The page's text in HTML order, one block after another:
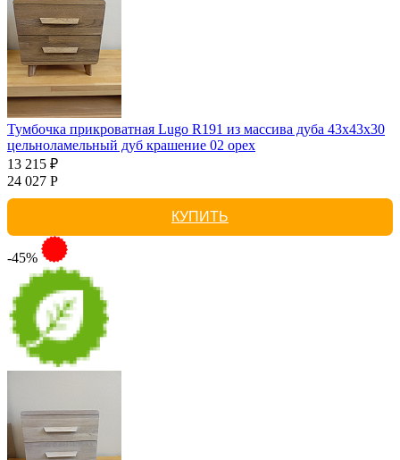
Тумбочка прикроватная Lugo R191 из массива дуба 43х43х30
цельноламельный дуб крашение 02 орех
13 215 ₽
24 027 Р
КУПИТЬ
-45%